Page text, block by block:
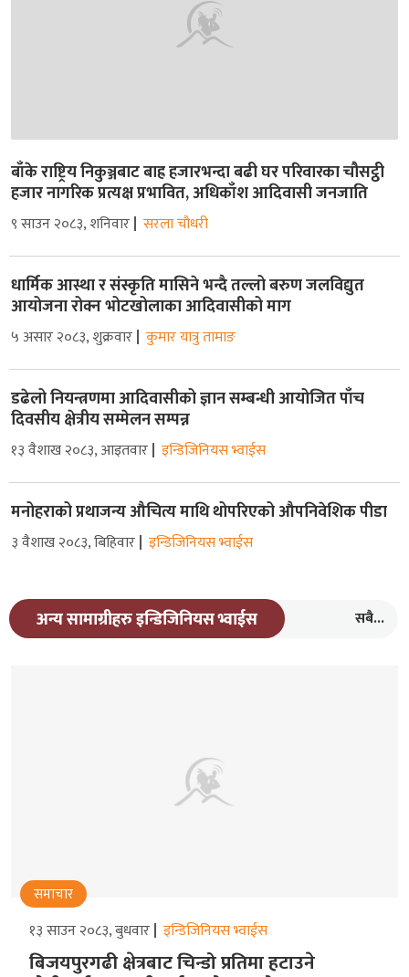
बाँके राष्ट्रिय निकुञ्जबाट बाह्र हजारभन्दा बढी घर परिवारका चौसट्ठी
हजार नागरिक प्रत्यक्ष प्रभावित, अधिकाँश आदिवासी जनजाति
९ साउन २०८३, शनिवार सरला चौधरी
धार्मिक आस्था र संस्कृति मासिने भन्दै तल्लो बरुण जलविद्युत
आयोजना रोक्न भोटखोलाका आदिवासीको माग
५ असार २०८३, शुक्रवार कुमार यात्रु तामाङ
डढेलो नियन्त्रणमा आदिवासीको ज्ञान सम्बन्धी आयोजित पाँच
दिवसीय क्षेत्रीय सम्मेलन सम्पन्न
१३ वैशाख २०८३, आइतवार इन्डिजिनियस भ्वाईस
मनोहराको प्रथाजन्य औचित्य माथि थोपरिएको औपनिवेशिक पीडा
३ वैशाख २०८३, बिहिवार इन्डिजिनियस भ्वाईस
अन्य सामाग्रीहरु इन्डिजिनियस भ्वाईस सबै...
समाचार
१३ साउन २०८३, बुधवार इन्डिजिनियस भ्वाईस
बिजयपुरगढी क्षेत्रबाट चिन्डो प्रतिमा हटाउने